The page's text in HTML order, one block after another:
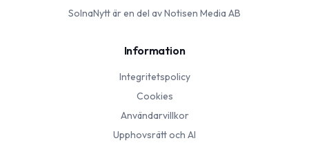
SolnaNyttär en del av Notisen Media AB
Information
Integritetspolicy
Cookies
Användarvillkor
Upphovsrätt och AI